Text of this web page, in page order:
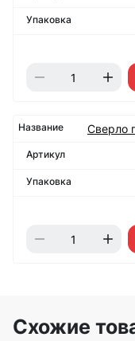
Сверло
Схожие